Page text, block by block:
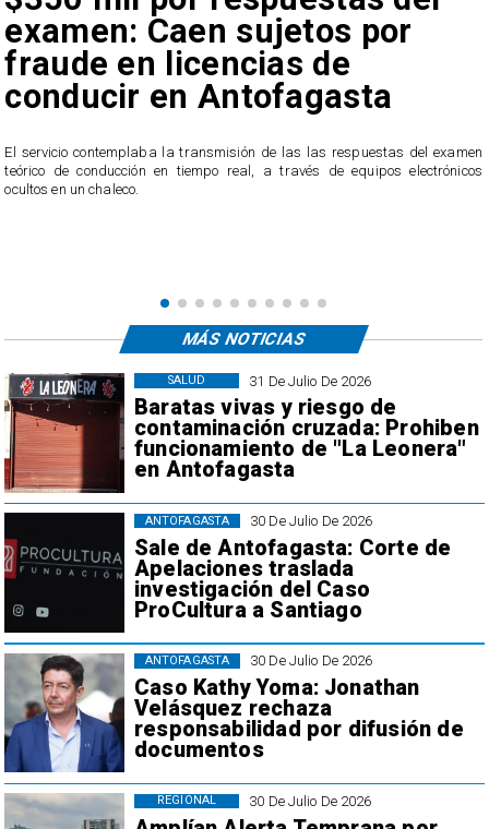
Caen sujetos por
en licencias de
en Antofagasta
contemplaba la transmisión de las las respuestas del examen
conducción en tiempo real, a través de equipos electrónicos
un chaleco.
31 De Julio De 2026
Baratas vivas y riesgo de
contaminación cruzada: Prohiben
funcionamiento de "La Leonera"
en Antofagasta
SALUD
30 De Julio De 2026
Sale de Antofagasta: Corte de
Apelaciones traslada
investigación del Caso
ProCultura a Santiago
ANTOFAGASTA
30 De Julio De 2026
Caso Kathy Yoma: Jonathan
Velásquez rechaza
responsabilidad por difusión de
documentos
ANTOFAGASTA
30 De Julio De 2026
REGIONAL
MÁS NOTICIAS